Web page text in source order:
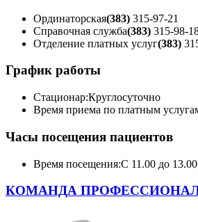
Ординаторская(383) 315-97-21
Справочная служба(383) 315-98-
Отделение платных услуг(383)
График работы
Стационар:Круглосуточно
Время приема по платным
Часы посещения пациентов
Время посещения:С 11.00 до
КОМАНДА